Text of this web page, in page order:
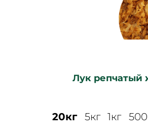
Лук репчатый
20кг 5кг 1кг